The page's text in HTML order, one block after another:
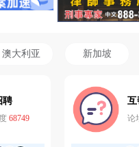
澳大利亚 新加坡
聘
68749
互
论